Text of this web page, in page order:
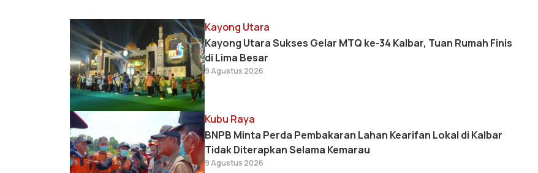
Kayong Utara
Kayong Utara Sukses Gelar MTQ ke-34 Kalbar, Tuan Rumah Finis
di Lima Besar
9 Agustus 2026
Kubu Raya
BNPB Minta Perda Pembakaran Lahan Kearifan Lokal di Kalbar
Tidak Diterapkan Selama Kemarau
9 Agustus 2026